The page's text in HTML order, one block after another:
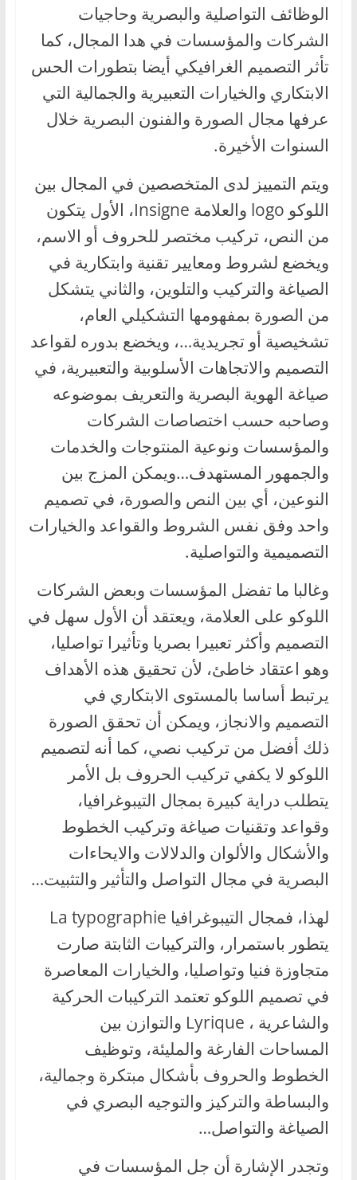
الوظائف التواصلية والبصرية وحاجيات
الشركات والمؤسسات في هدا المجال، كما
تأثر التصميم الغرافيكي أيضا بتطورات الحس
الابتكاري والخيارات التعبيرية والجمالية التي
عرفها مجال الصورة والفنون البصرية خلال
السنوات الأخيرة.
ويتم التمييز لدى المتخصصين في المجال بين
اللوكو logo والعلامة Insigne، الأول يتكون
من النص، تركيب مختصر للحروف أو الاسم،
ويخضع لشروط ومعايير تقنية وابتكارية في
الصياغة والتركيب والتلوين، والثاني يتشكل
من الصورة بمفهومها التشكيلي العام،
تشخيصية أو تجريدية…، ويخضع بدوره لقواعد
التصميم والاتجاهات الأسلوبية والتعبيرية، في
صياغة الهوية البصرية والتعريف بموضوعه
وصاحبه حسب اختصاصات الشركات
والمؤسسات ونوعية المنتوجات والخدمات
والجمهور المستهدف…ويمكن المزج بين
النوعين، أي بين النص والصورة، في تصميم
واحد وفق نفس الشروط والقواعد والخيارات
التصميمية والتواصلية.
وغالبا ما تفضل المؤسسات وبعض الشركات
اللوكو على العلامة، ويعتقد أن الأول سهل في
التصميم وأكثر تعبيرا بصريا وتأثيرا تواصليا،
وهو اعتقاد خاطئ، لأن تحقيق هذه الأهداف
يرتبط أساسا بالمستوى الابتكاري في
التصميم والانجاز، ويمكن أن تحقق الصورة
ذلك أفضل من تركيب نصي، كما أنه لتصميم
اللوكو لا يكفي تركيب الحروف بل الأمر
يتطلب دراية كبيرة بمجال التيبوغرافيا،
وقواعد وتقنيات صياغة وتركيب الخطوط
والأشكال والألوان والدلالات والايحاءات
البصرية في مجال التواصل والتأثير والتثبيت…
لهذا، فمجال التيبوغرافيا La typographie
يتطور باستمرار، والتركيبات الثابتة صارت
متجاوزة فنيا وتواصليا، والخيارات المعاصرة
في تصميم اللوكو تعتمد التركيبات الحركية
والشاعرية ، Lyrique والتوازن بين
المساحات الفارغة والمليئة، وتوظيف
الخطوط والحروف بأشكال مبتكرة وجمالية،
والبساطة والتركيز والتوجيه البصري في
الصياغة والتواصل…
وتجدر الإشارة أن جل المؤسسات في